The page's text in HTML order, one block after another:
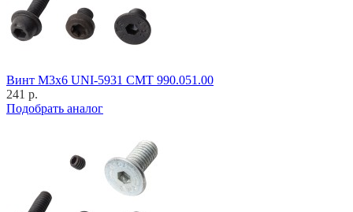
Винт M3x6 UNI-5931 CMT 990.051.00
241 р.
Подобрать аналог